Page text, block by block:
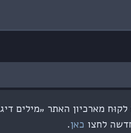
מארכיון האתר „מילים
לחצו כאן.